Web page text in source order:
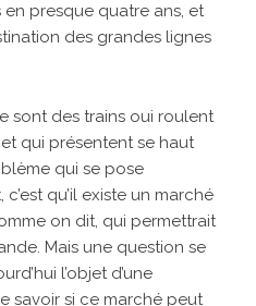
presque quatre ans, et
des grandes lignes
sont des trains oui roulent
qui présentent se haut
qui se pose
c’est qu’il existe un marché
on dit, qui permettrait
Mais une question se
l’objet d’une
savoir si ce marché peut